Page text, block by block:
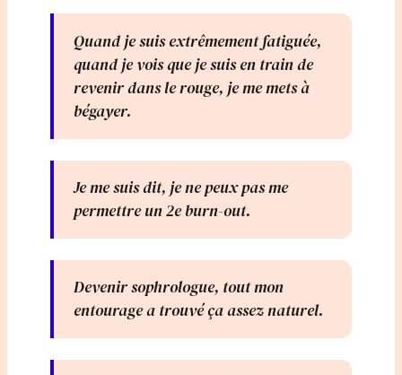
Quand je suis extrêmement fatiguée,
quand je vois que je suis en train de
revenir dans le rouge, je me mets à
bégayer.
Je me suis dit, je ne peux pas me
permettre un 2e burn-out.
Devenir sophrologue, tout mon
entourage a trouvé ça assez naturel.